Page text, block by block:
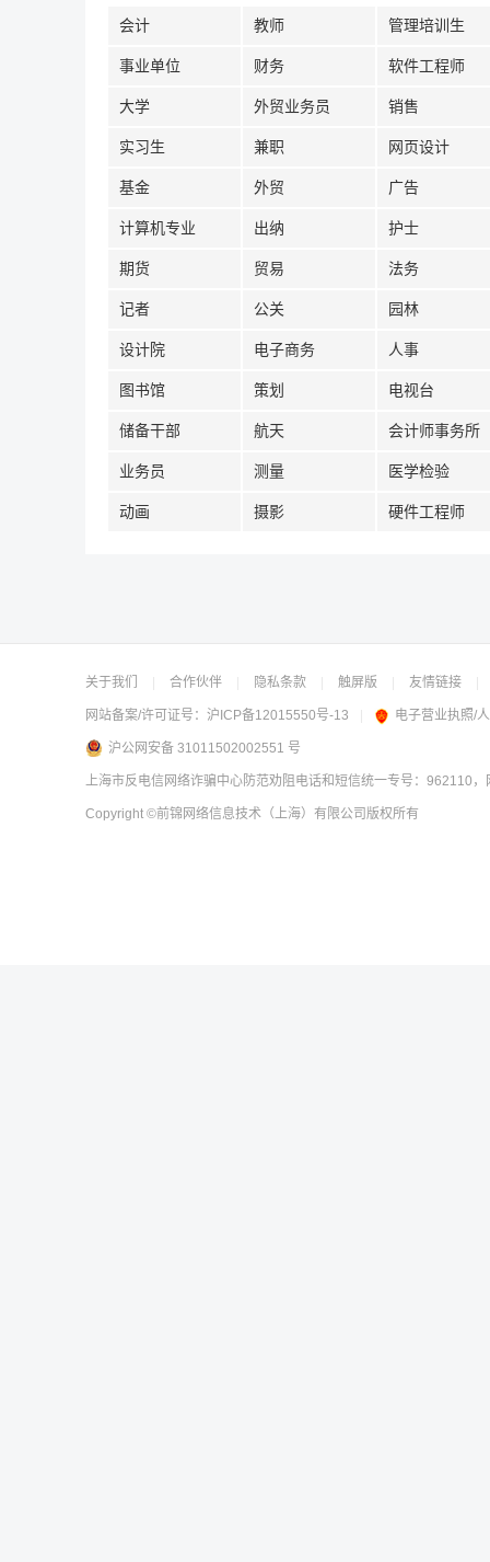
会计 教师 管理培训生
事业单位 财务 软件工程师
大学 外贸业务员 销售
实习生 兼职 网页设计
基金 外贸 广告
计算机专业 出纳 护士
期货 贸易 法务
记者 公关 园林
设计院 电子商务 人事
图书馆 策划 电视台
储备干部 航天 会计师事务所
业务员 测量 医学检验
动画 摄影 硬件工程师
关于我们 合作伙伴 隐私条款 触屏版 友情链接
网站备案/许可证号： 沪ICP备12015550号-13 电子营业执照/
沪公网安备 31011502002551 号
上海市反电信网络诈骗中心防范劝阻电话和短信统一专号：962110
Copyright ©前锦网络信息技术（上海）有限公司 版权所有